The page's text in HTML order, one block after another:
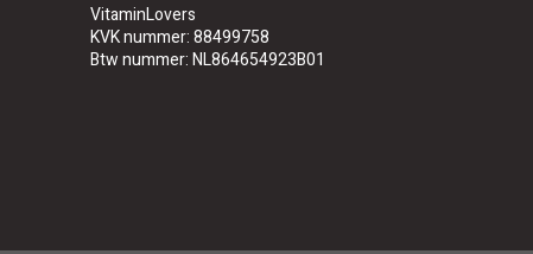
VitaminLovers
KVK nummer: 88499758
Btw nummer: NL864654923B01